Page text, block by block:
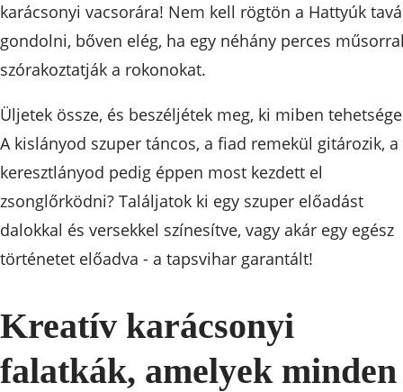
karácsonyi vacsorára! Nem kell rögtön a Hattyúk
gondolni, bőven elég, ha egy néhány perces
szórakoztatják a rokonokat.
Üljetek össze, és beszéljétek meg, ki miben
A kislányod szuper táncos, a fiad remekül gitározik, a
keresztlányod pedig éppen most kezdett el
zsonglőrködni? Találjatok ki egy szuper előadást
dalokkal és versekkel színesítve, vagy akár egy egész
történetet előadva - a tapsvihar garantált!
Kreatív karácsonyi
falatkák, amelyek minden